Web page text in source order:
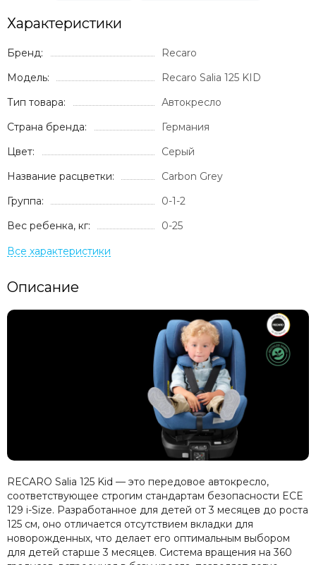
Характеристики
Бренд:
Recaro
Модель:
Recaro Salia 125 KID
Тип товара:
Автокресло
Страна бренда:
Германия
Цвет:
Серый
Название расцветки:
Carbon Grey
Группа:
0-1-2
Вес ребенка, кг:
0-25
Описание
RECARO Salia 125 Kid — это передовое автокресло,
соответствующее строгим стандартам безопасности ECE
129 i-Size. Разработанное для детей от 3 месяцев до роста
125 см, оно отличается отсутствием вкладки для
новорожденных, что делает его оптимальным выбором
для детей старше 3 месяцев. Система вращения на 360